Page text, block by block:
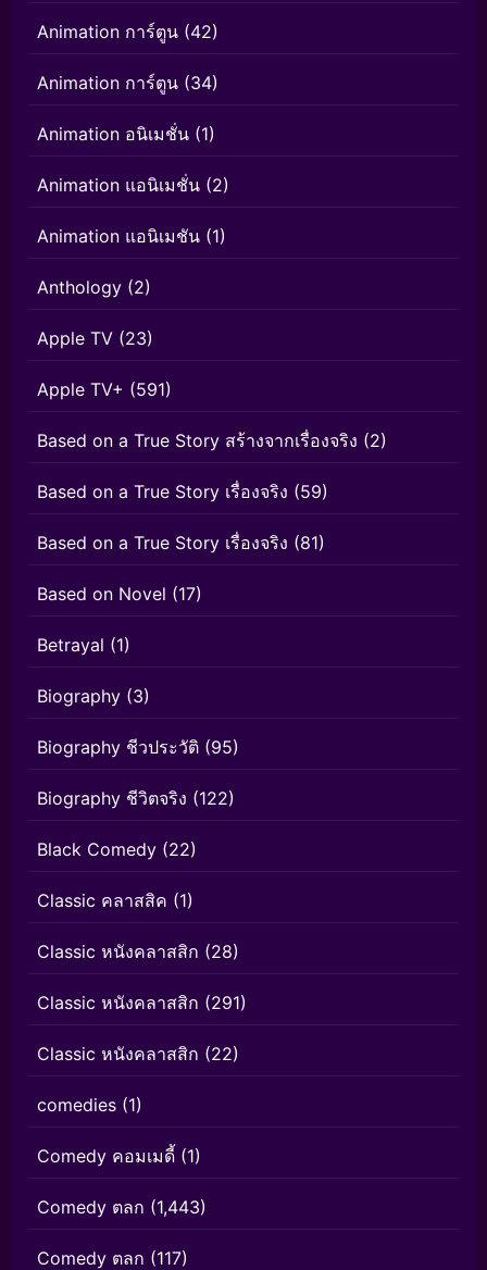
Animation การ์ตูน (42)
Animation การ์ตูน (34)
Animation อนิเมชั่น (1)
Animation แอนิเมชั่น (2)
Animation แอนิเมชัน (1)
Anthology (2)
Apple TV (23)
Apple TV+ (591)
Based on a True Story สร้างจากเรื่องจริง (2)
Based on a True Story เรื่องจริง (59)
Based on a True Story เรื่องจริง (81)
Based on Novel (17)
Betrayal (1)
Biography (3)
Biography ชีวประวัติ (95)
Biography ชีวิตจริง (122)
Black Comedy (22)
Classic คลาสสิค (1)
Classic หนังคลาสสิก (28)
Classic หนังคลาสสิก (291)
Classic หนังคลาสสิก (22)
comedies (1)
Comedy คอมเมดี้ (1)
Comedy ตลก (1,443)
Comedy ตลก (117)